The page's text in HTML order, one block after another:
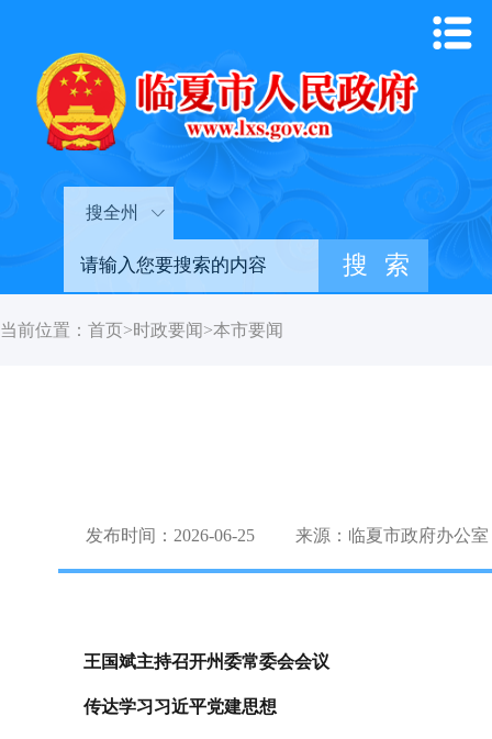
搜全州
当前位置： 首页>时政要闻 >本市要闻
发布时间：2026-06-25 来源：临夏市政府办公室
王国斌主持召开州委常委会会议
传达学习习近平党建思想